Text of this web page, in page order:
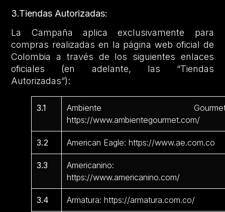
3.Tiendas Autorizadas:
La Campaña aplica exclusivamente para
compras realizadas en la página web oficial de
Colombia a través de los siguientes enlaces
oficiales (en adelante, las “Tiendas
Autorizadas”):
3.1
Ambiente
https://www.ambientegourmet.com/
3.2 American Eagle: https://www.ae.com.co
3.3
Americanino:
https://www.americanino.com/
3.4 Armatura: https://armatura.com.co/